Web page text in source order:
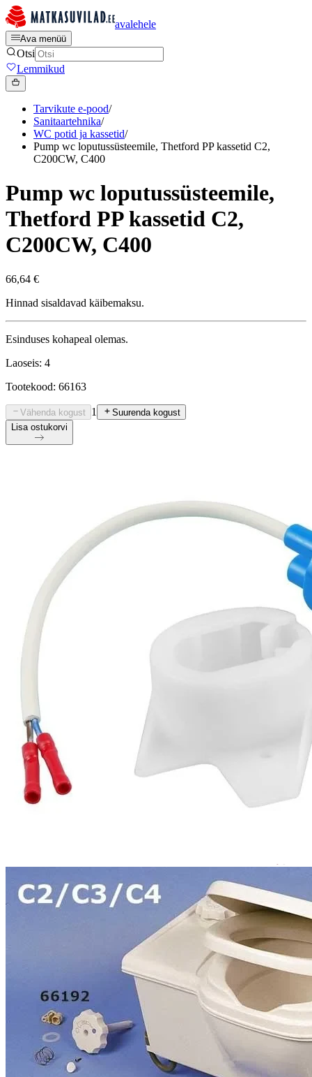
avalehele
Ava menüü
Otsi
Lemmikud
Tarvikute e-pood/
Sanitaartehnika/
WC potid ja kassetid/
Pump wc loputussüsteemile, Thetford PP kassetid C2,
C200CW, C400
Pump wc loputussüsteemile,
Thetford PP kassetid C2,
C200CW, C400
66,64 €
Hinnad sisaldavad käibemaksu.
Esinduses kohapeal olemas.
Laoseis: 4
Tootekood: 66163
Vähenda kogust 1
Suurenda kogust
Lisa ostukorvi